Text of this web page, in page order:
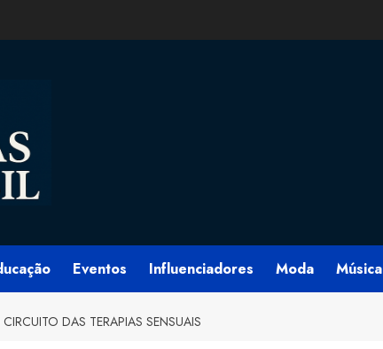
Eventos Influenciadores Moda Música
DAS TERAPIAS SENSUAIS